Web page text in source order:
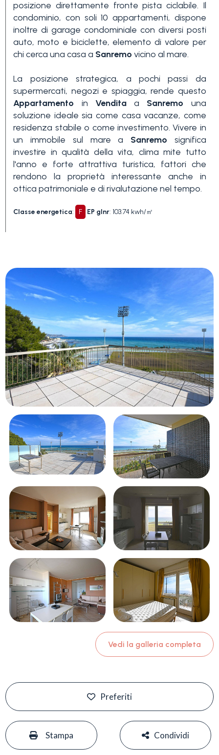
posizione direttamente fronte pista ciclabile. Il
condominio, con soli 10 appartamenti, dispone
inoltre di garage condominiale con diversi posti
auto, moto e biciclette, elemento di valore per
chi cerca una casa a Sanremo vicino al mare.
La posizione strategica, a pochi passi da
supermercati, negozi e spiaggia, rende questo
Appartamento in Venditaa Sanremo una
soluzione ideale sia come casa vacanze, come
residenza stabile o come investimento. Vivere in
un immobile sul mare a Sanremo significa
investire in qualità della vita, clima mite tutto
l'anno e forte attrattiva turistica, fattori che
rendono la proprietà interessante anche in
ottica patrimoniale e di rivalutazione nel tempo.
Classe energetica: F EP glnr: 103.74 kwh/㎡
Vedi la galleria completa
Preferiti
Stampa Condividi
Balcone/Terrazzo
Piscina
Vista mare